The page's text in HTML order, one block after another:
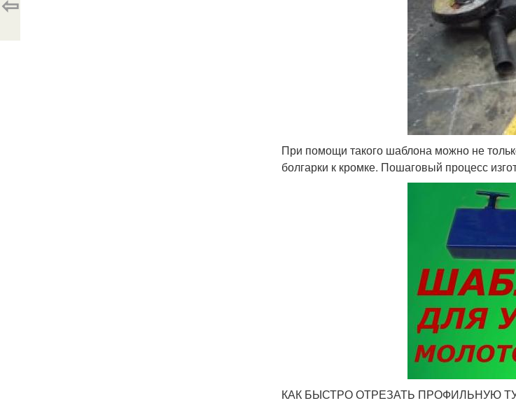
При помощи такого шаблона можно не
болгарки к кромке. Пошаговый процесс
КАК БЫСТРО ОТРЕЗАТЬ ПРОФИЛЬНУЮ